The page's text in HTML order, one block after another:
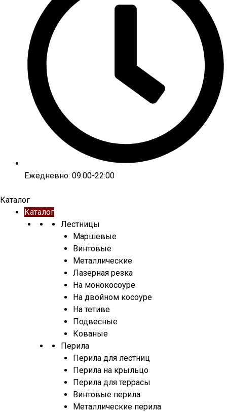
Ежедневно: 09:00-22:00
Каталог
Каталог
Лестницы
Маршевые
Винтовые
Металлические
Лазерная резка
На монокосоуре
На двойном косоуре
На тетиве
Подвесные
Кованые
Перила
Перила для лестниц
Перила на крыльцо
Перила для террасы
Винтовые перила
Металлические перила